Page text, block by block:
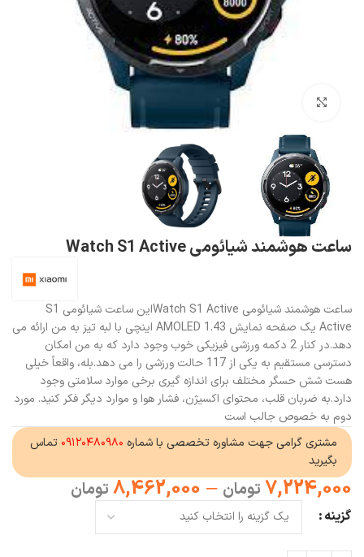
ساعت هوشمند شیائومی Watch S1 Active
ساعت هوشمند شیائومی Watch S1 Activeاین ساعت شیائومی S1
Active یک صفحه نمایش AMOLED 1.43 اینچی با لبه تیز به من ارائه می
دهد.در کنار 2 دکمه ورزشی فیزیکی خوب وجود دارد که به من امکان
دسترسی مستقیم به یکی از 117 حالت ورزشی را می دهد.بله، واقعاً خیلی
هست شش حسگر مختلف برای اندازه گیری برخی موارد سلامتی وجود
دارد.به ضربان قلب، محتوای اکسیژن، فشار هوا و موارد دیگر فکر کنید. مورد
دوم به خصوص جالب است
مشتری گرامی جهت مشاوره تخصصی با شماره ۰۹۱۲۰۴۸۰۹۸۰ تماس
بگیرید
7,224,000 تومان –
8,462,000 تومان
گزینه